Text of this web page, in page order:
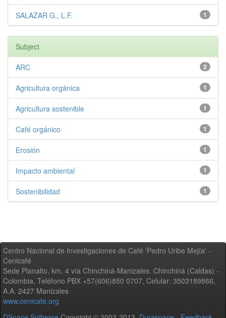
1
SALAZAR G., L.F.
Subject
2
ARC
1
Agricultura orgánica
1
Agricultura sostenible
1
Café orgánico
1
Erosión
1
Impacto ambiental
1
Sostenibilidad
Centro Nacional de Investigaciones de Café 'Pedro Uribe Mejía' -
Cenicafé
Sede Planalto, km. 4 vía Chinchiná-Manizales. Chinchiná (Caldas) -
Colombia, Teléfono PBX +57(606)850 0707, Celular: 3503189866,
A.A. 2427 Manizales
www.cenicafe.org